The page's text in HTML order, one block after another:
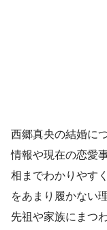
西郷真央の結婚に
情報や現在の恋愛
相までわかりやす
をあまり履かない
先祖や家族にまつ